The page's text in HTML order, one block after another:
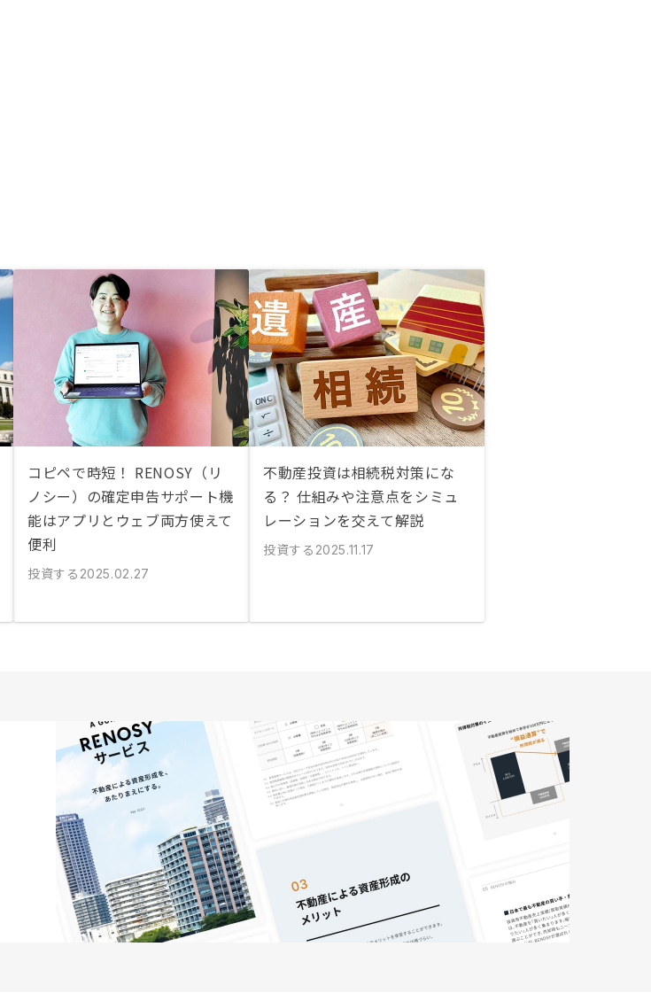
コピペで時短！ RENOSY（リ
ノシー）の確定申告サポート機
能はアプリとウェブ両方使えて
便利
投資する 2025.02.27
不動産投資は相続税対策にな
る？ 仕組みや注意点をシミュ
レーションを交えて解説
投資する 2025.11.17